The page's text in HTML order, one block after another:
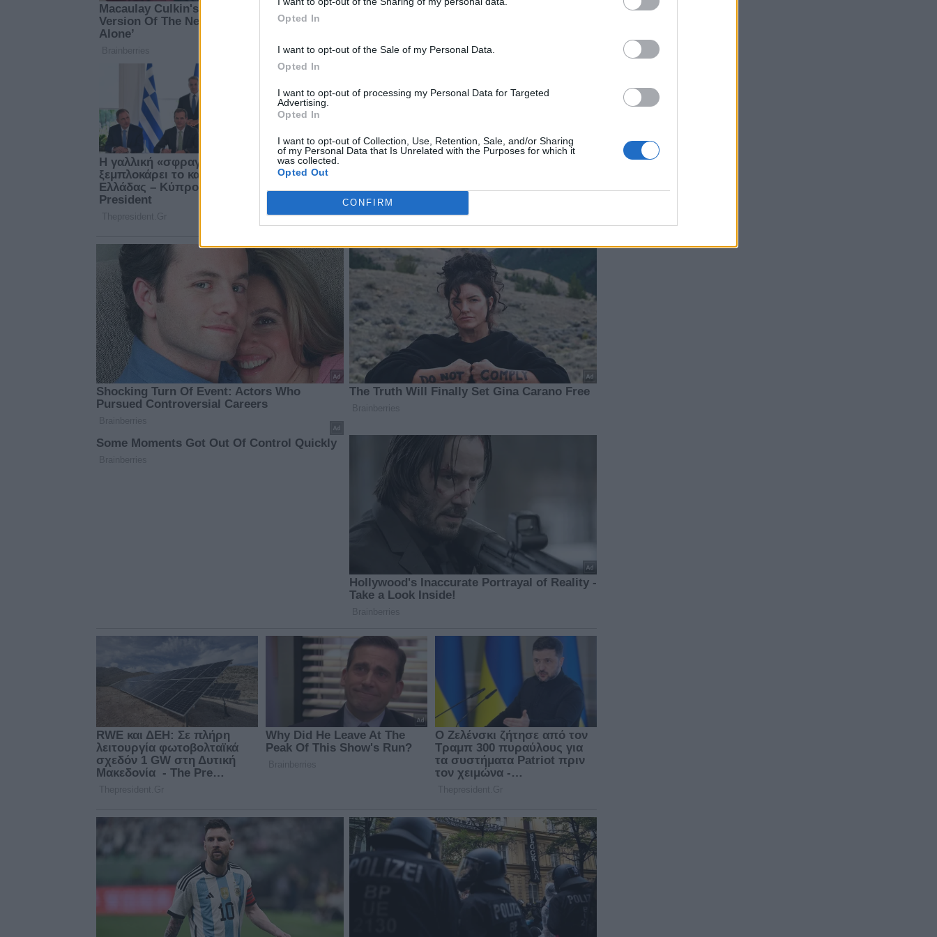
Opted In
I want to opt-out of the Sale of my Personal Data.
Opted In
I want to opt-out of processing my Personal Data for Targeted
Advertising.
Opted In
I want to opt-out of Collection, Use, Retention, Sale, and/or Sharing
of my Personal Data that Is Unrelated with the Purposes for which it
was collected.
Opted Out
CONFIRM